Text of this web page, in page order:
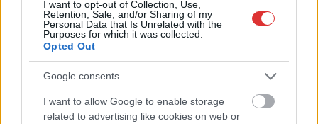
I want to opt-out of Collection, Use,
Retention, Sale, and/or Sharing of my
Personal Data that Is Unrelated with the
Purposes for which it was collected.
Opted Out
Google consents
I want to allow Google to enable storage
related to advertising like cookies on web or